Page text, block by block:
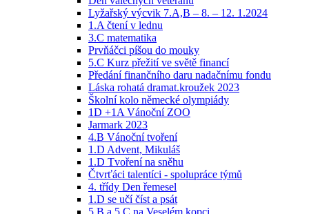
Lyžařský výcvik 7.A,B – 8. – 12. 1.2024
1.A čtení v lednu
3.C matematika
Prvňáčci píšou do mouky
5.C Kurz přežití ve světě financí
Předání finančního daru nadačnímu fondu
Láska rohatá dramat.kroužek 2023
Školní kolo německé olympiády
1D +1A Vánoční ZOO
Jarmark 2023
4.B Vánoční tvoření
1.D Advent, Mikuláš
1.D Tvoření na sněhu
Čtvrťáci talentíci - spolupráce týmů
4. třídy Den řemesel
1.D se učí číst a psát